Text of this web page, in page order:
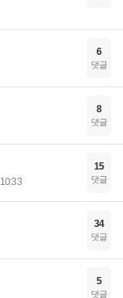
6
댓글
8
댓글
10:33
15
댓글
34
댓글
5
댓글